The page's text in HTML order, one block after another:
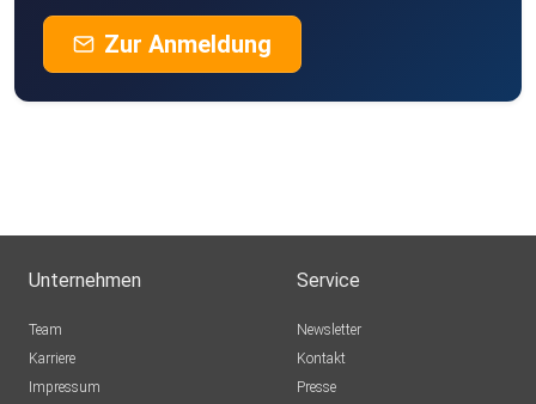
Zur Anmeldung
Unternehmen
Team
Karriere
Impressum
Service
Newsletter
Kontakt
Presse